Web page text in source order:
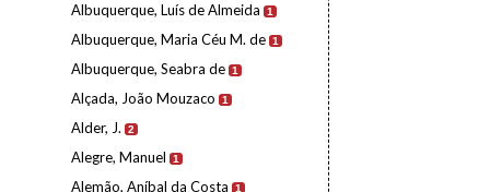
Albuquerque, Luís de Almeida 1
Albuquerque, Maria Céu M. de 1
Albuquerque, Seabra de 1
Alçada, João Mouzaco 1
Alder, J. 2
Alegre, Manuel 1
Alemão, Aníbal da Costa 1